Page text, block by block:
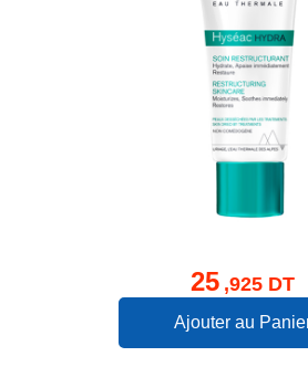
25 ,925 DT
Ajouter au